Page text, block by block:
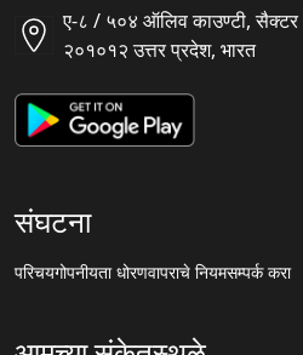
ए-८ / ५०४ ऑलिव काउण्टी, सैक्टर
२०१०१२ उत्तर प्रदेश, भारत
संघटना
परिचयगोपनीयता धोरणवापराचे नियमसम्पर्क करा